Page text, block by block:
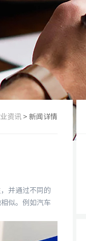
资讯 > 新闻详情
并通过不同的
似。例如汽车